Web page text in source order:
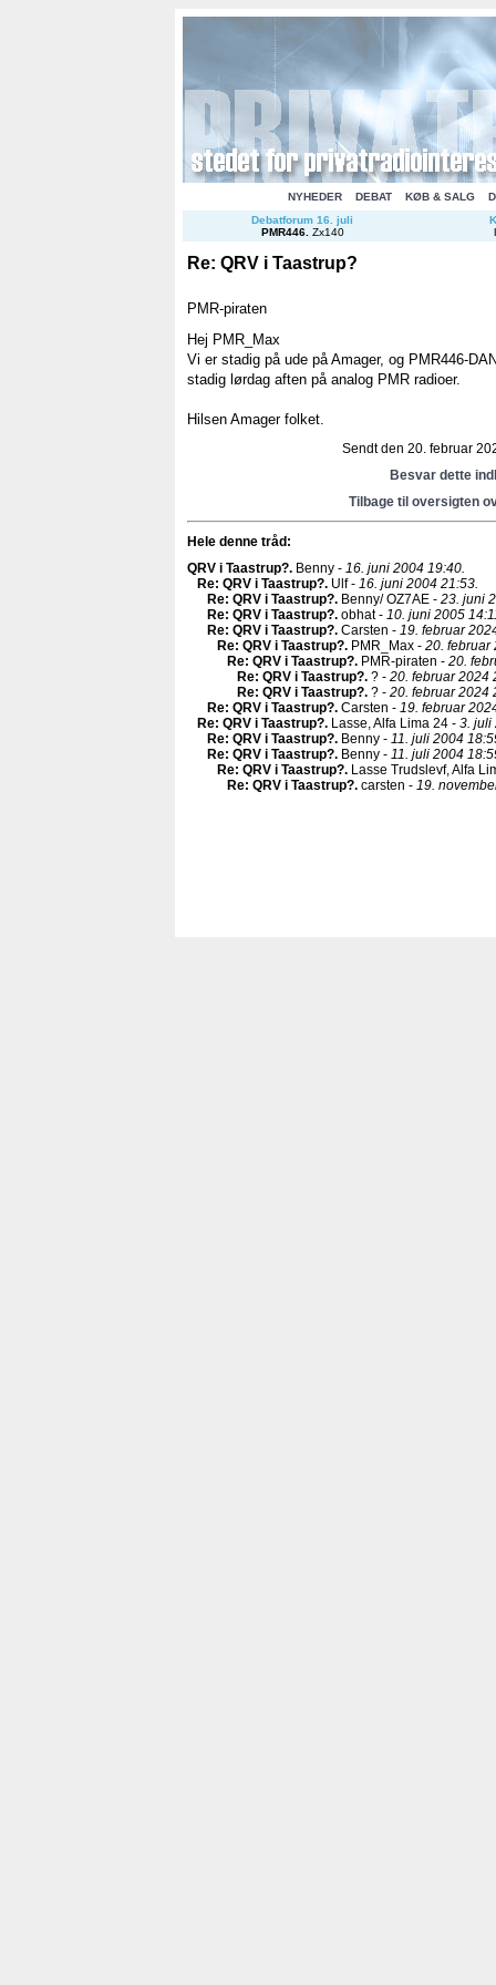
NYHEDER DEBAT KØB & SALG
Debatforum 16. juli
PMR446. Zx140
Re: QRV i Taastrup?
PMR-piraten
Hej PMR_Max
Vi er stadig på ude på Amager, og PMR446-
stadig lørdag aften på analog PMR radioer.
Hilsen Amager folket.
Sendt den 20. februar
Besvar dette
Tilbage til oversigten
Hele denne tråd:
QRV i Taastrup?. Benny - 16. juni 2004 19:40.
Re: QRV i Taastrup?. Ulf - 16. juni 2004 21:53.
Re: QRV i Taastrup?. Benny/ OZ7AE - 23. juni
Re: QRV i Taastrup?. obhat - 10. juni 2005
Re: QRV i Taastrup?. Carsten - 19. februar
Re: QRV i Taastrup?. PMR_Max - 20. februar
Re: QRV i Taastrup?. PMR-piraten - 20.
Re: QRV i Taastrup?. ? - 20. februar 2024
Re: QRV i Taastrup?. ? - 20. februar 2024
Re: QRV i Taastrup?. Carsten - 19. februar
Re: QRV i Taastrup?. Lasse, Alfa Lima 24 - 3. juli
Re: QRV i Taastrup?. Benny - 11. juli 2004
Re: QRV i Taastrup?. Benny - 11. juli 2004
Re: QRV i Taastrup?. Lasse Trudslevf, Alfa
Re: QRV i Taastrup?. carsten - 19.